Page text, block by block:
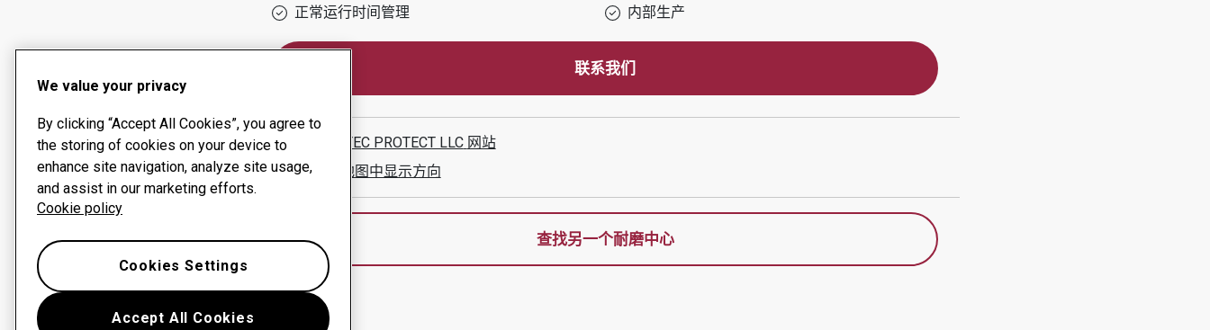
正常运行时间管理
内部生产
联系我们
HARDOTEC PROTECT LLC 网站
在谷歌地图中显示方向
查找另一个耐磨中心
We value your privacy
By clicking “Accept All Cookies”, you agree to
the storing of cookies on your device to
enhance site navigation, analyze site usage,
and assist in our marketing efforts.
Cookie policy
Accept All Cookies
Cookies Settings